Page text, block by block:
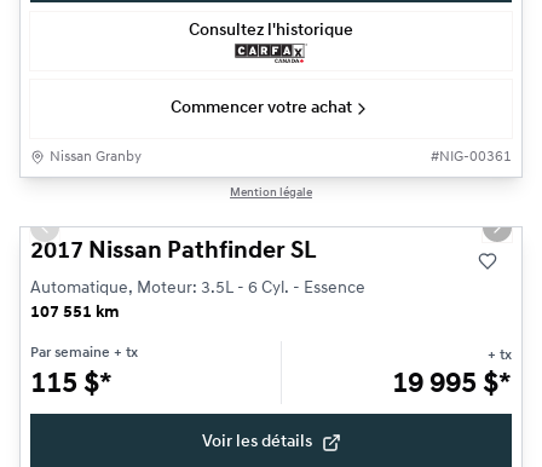
Consultez l'historique
Commencer votre achat
Nissan Granby #NIG-00361
Mention légale
Previous slide Next
2017 Nissan Pathfinder SL
Automatique, Moteur: 3.5L - 6 Cyl. - Essence
107 551 km
Par semaine + tx
115 $*
+ tx
19 995 $*
Voir les détails